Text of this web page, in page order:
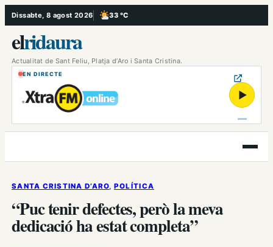
Vés
al
contingut
Dissabte, 8 agost 2026 33 °C
, Poc ennuvolat
elridaura
Actualitat de Sant Feliu, Platja d’Aro i Santa Cristina.
EN DIRECTE
▶
Obre
el
SANTA CRISTINA D’ARO, POLÍTICA
“Puc tenir defectes, però la meva
dedicació ha estat completa”